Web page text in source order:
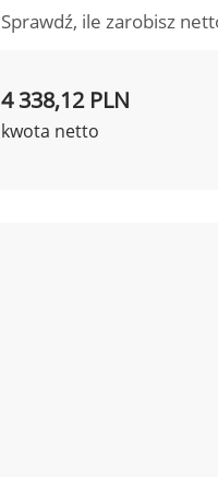
Sprawdź, ile zarobisz
4 338,12 PLN
kwota netto